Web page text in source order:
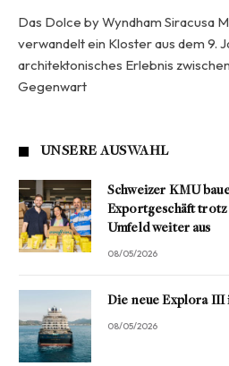
Das Dolce by Wyndham Siracusa
verwandelt ein Kloster aus dem 9.
architektonisches Erlebnis
Gegenwart
UNSERE AUSWAHL
Schweizer KMU
Exportgeschäft trotz
Umfeld weiter aus
08/05/2026
Die neue Explora III
08/05/2026